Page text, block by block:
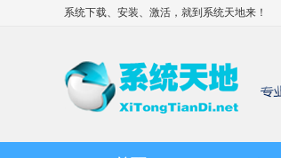
系统下载、安装、激活，就到 系统天地来！